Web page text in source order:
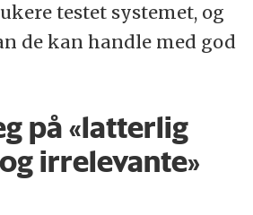
testet systemet, og
de kan handle med god
på «latterlig
irrelevante»